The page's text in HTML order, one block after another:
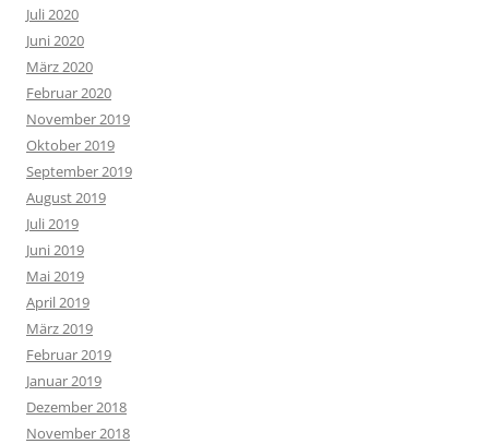
Juli 2020
Juni 2020
März 2020
Februar 2020
November 2019
Oktober 2019
September 2019
August 2019
Juli 2019
Juni 2019
Mai 2019
April 2019
März 2019
Februar 2019
Januar 2019
Dezember 2018
November 2018